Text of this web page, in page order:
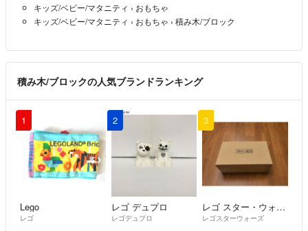
キッズ/ベビー/マタニティ › おもちゃ
キッズ/ベビー/マタニティ › おもちゃ › 積み木/ブロック
積み木/ブロックの人気ブランドランキング
1
Lego
レゴ
2
レゴ デュプロ
レゴデュプロ
3
レゴ スター・ウォーズ
レゴスターウォーズ